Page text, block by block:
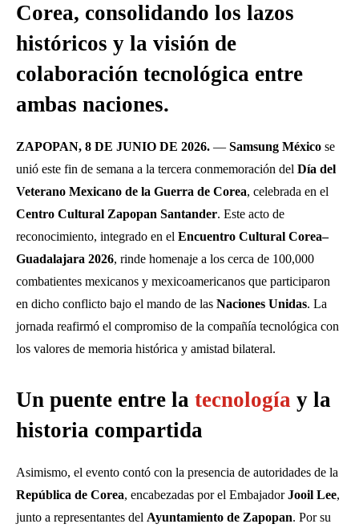
Corea, consolidando los lazos
históricos y la visión de
colaboración tecnológica entre
ambas naciones.
ZAPOPAN, 8 DE JUNIO DE 2026. — Samsung México se
unió este fin de semana a la tercera conmemoración del Día del
Veterano Mexicano de la Guerra de Corea, celebrada en el
Centro Cultural Zapopan Santander. Este acto de
reconocimiento, integrado en el Encuentro Cultural Corea–
Guadalajara 2026, rinde homenaje a los cerca de 100,000
combatientes mexicanos y mexicoamericanos que participaron
en dicho conflicto bajo el mando de las Naciones Unidas. La
jornada reafirmó el compromiso de la compañía tecnológica con
los valores de memoria histórica y amistad bilateral.
Un puente entre la tecnología y la
historia compartida
Asimismo, el evento contó con la presencia de autoridades de la
República de Corea, encabezadas por el EmbajadorJooil Lee,
junto a representantes del Ayuntamiento de Zapopan. Por su